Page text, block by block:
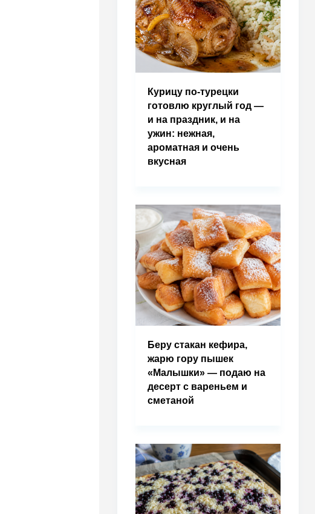
Курицу по-турецки
готовлю круглый год —
и на праздник, и на
ужин: нежная,
ароматная и очень
вкусная
Беру стакан кефира,
жарю гору пышек
«Малышки» — подаю на
десерт с вареньем и
сметаной